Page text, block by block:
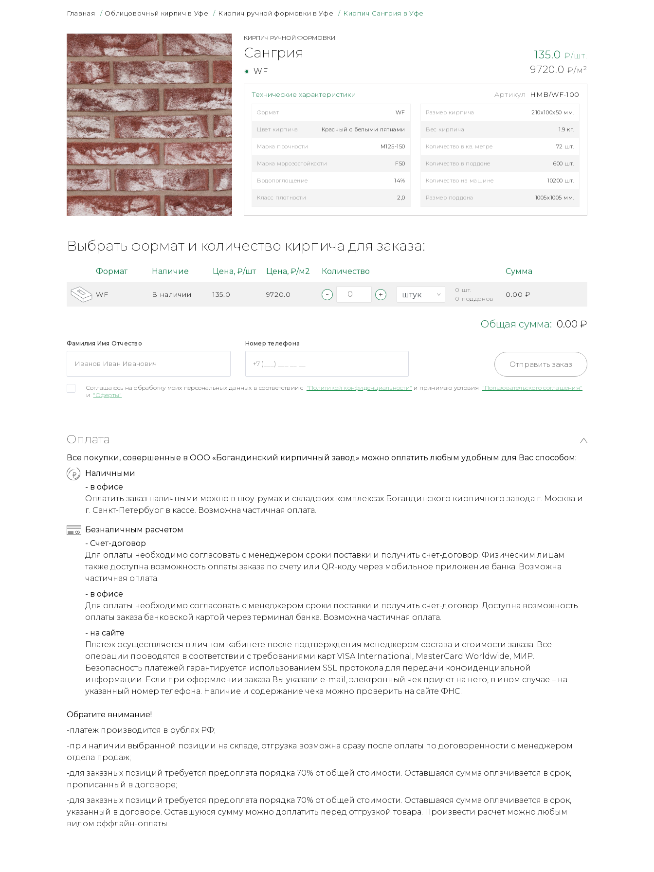
Главная / Облицовочный кирпич в Уфе / Кирпич ручной формовки в Уфе / Кирпич Сангрия в Уфе
КИРПИЧ РУЧНОЙ ФОРМОВКИ
Сангрия 135.0 ₽/шт.
9720.0 ₽/м 2
WF
Технические характеристики Артикул HMB/WF-100
Формат WF
Цвет кирпича Красный с белыми пятнами
Марка прочности M125-150
Марка морозостойксоти F50
Водопоглощение 14%
Класс плотности 2,0
Размер кирпича 210x100x50 мм.
Вес кирпича 1.9 кг.
Количество в кв. метре 72 шт.
Количество в поддоне 600 шт.
Количество на машине 10200 шт.
Размер поддона 1005х1005 мм.
Выбрать формат и количество кирпича для заказа:
Формат Наличие Цена, ₽/шт Цена, ₽/м2 Количество Сумма
WF В наличии 135.0 9720.0 0 шт.
0 поддонов 0.00 ₽
Общая сумма: 0.00 ₽
Фамилия Имя Отчество Номер телефона
Отправить заказ
Соглашаюсь на обработку моих персональных данных в соответствии с "Политикой конфиденциальности" и принимаю условия "Пользовательского соглашения"
и "Оферты"
Оплата
Все покупки, совершенные в ООО «Богандинский кирпичный завод» можно оплатить любым удобным для Вас способом:
Наличными
- в офисе
Оплатить заказ наличными можно в шоу-румах и складских комплексах Богандинского кирпичного завода г. Москва и
г. Санкт-Петербург в кассе. Возможна частичная оплата.
Безналичным расчетом
- Счет-договор
Для оплаты необходимо согласовать с менеджером сроки поставки и получить счет-договор. Физическим лицам
также доступна возможность оплаты заказа по счету или QR-коду через мобильное приложение банка. Возможна
частичная оплата.
- в офисе
Для оплаты необходимо согласовать с менеджером сроки поставки и получить счет-договор. Доступна возможность
оплаты заказа банковской картой через терминал банка. Возможна частичная оплата.
- на сайте
Платеж осуществляется в личном кабинете после подтверждения менеджером состава и стоимости заказа. Все
операции проводятся в соответствии с требованиями карт VISA International, MasterCard Worldwide, МИР.
Безопасность платежей гарантируется использованием SSL протокола для передачи конфиденциальной
информации. Если при оформлении заказа Вы указали e-mail, электронный чек придет на него, в ином случае – на
указанный номер телефона. Наличие и содержание чека можно проверить на сайте ФНС.
Обратите внимание!
-платеж производится в рублях РФ;
-при наличии выбранной позиции на складе, отгрузка возможна сразу после оплаты по договоренности с менеджером
отдела продаж;
-для заказных позиций требуется предоплата порядка 70% от общей стоимости. Оставшаяся сумма оплачивается в срок,
прописанный в договоре;
-для заказных позиций требуется предоплата порядка 70% от общей стоимости. Оставшаяся сумма оплачивается в срок,
указанный в договоре. Оставшуюся сумму можно доплатить перед отгрузкой товара. Произвести расчет можно любым
видом оффлайн-оплаты.